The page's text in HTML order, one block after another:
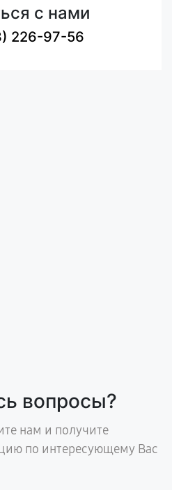
с нами
226-97-56
вопросы?
нам и получите
по интересующему Вас